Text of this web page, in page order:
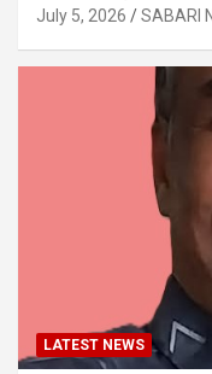
July 5, 2026 SABARI
LATEST NEWS